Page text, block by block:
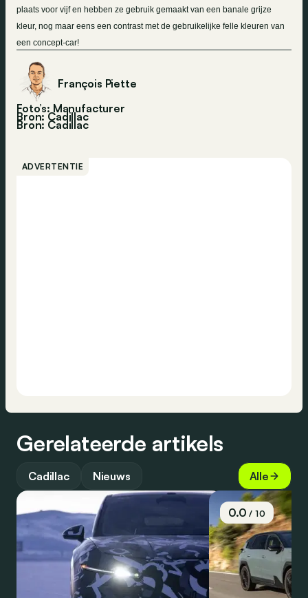
plaats voor vijf en hebben ze gebruik gemaakt van een banale grijze
kleur, nog maar eens een contrast met de gebruikelijke felle kleuren van
een concept-car!
François Piette
Foto’s: Manufacturer
Bron: Cadillac
Bron: Cadillac
ADVERTENTIE
Gerelateerde artikels
Cadillac Nieuws Alle
0.0/ 10